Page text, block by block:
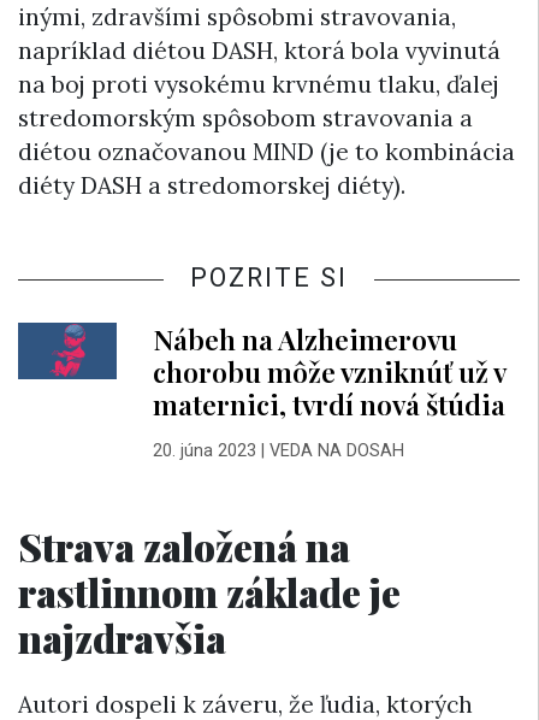
inými, zdravšími spôsobmi stravovania,
napríklad diétou DASH, ktorá bola vyvinutá
na boj proti vysokému krvnému tlaku, ďalej
stredomorským spôsobom stravovania a
diétou označovanou MIND (je to kombinácia
diéty DASH a stredomorskej diéty).
POZRITE SI
Nábeh na Alzheimerovu
chorobu môže vzniknúť už v
maternici, tvrdí nová štúdia
20. júna 2023 VEDA NA DOSAH
Strava založená na
rastlinnom základe je
najzdravšia
Autori dospeli k záveru, že ľudia, ktorých